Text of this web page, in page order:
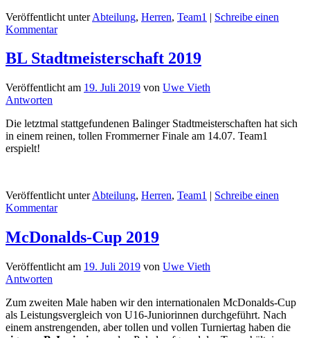
Veröffentlicht unter Abteilung, Herren, Team1 | Schreibe einen
Kommentar
BL Stadtmeisterschaft 2019
Veröffentlicht am 19. Juli 2019 von Uwe Vieth
Antworten
Die letztmal stattgefundenen Balinger Stadtmeisterschaften hat sich
in einem reinen, tollen Frommerner Finale am 14.07. Team1
erspielt!
Veröffentlicht unter Abteilung, Herren, Team1 | Schreibe einen
Kommentar
McDonalds-Cup 2019
Veröffentlicht am 19. Juli 2019 von Uwe Vieth
Antworten
Zum zweiten Male haben wir den internationalen McDonalds-Cup
als Leistungsvergleich von U16-Juniorinnen durchgeführt. Nach
einem anstrengenden, aber tollen und vollen Turniertag haben die